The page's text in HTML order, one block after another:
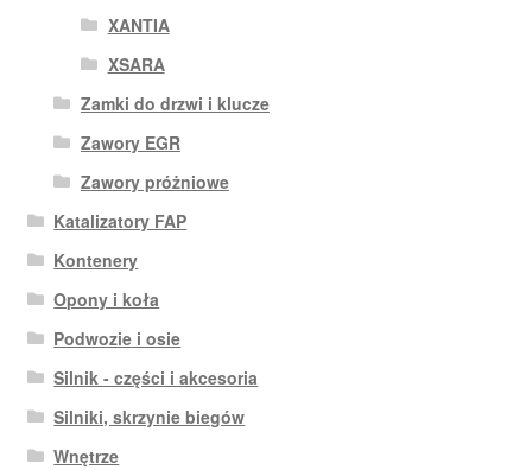
XANTIA
XSARA
Zamki do drzwi i klucze
Zawory EGR
Zawory próżniowe
Katalizatory FAP
Kontenery
Opony i koła
Podwozie i osie
Silnik - części i akcesoria
Silniki, skrzynie biegów
Wnętrze